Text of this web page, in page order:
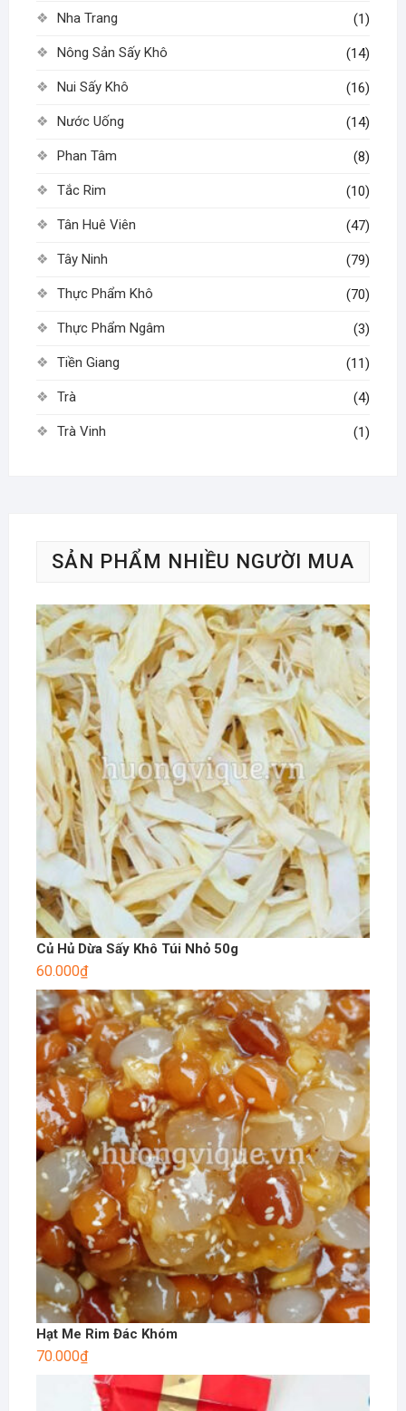
Nha Trang (1)
Nông Sản Sấy Khô (14)
Nui Sấy Khô (16)
Nước Uống (14)
Phan Tâm (8)
Tắc Rim (10)
Tân Huê Viên (47)
Tây Ninh (79)
Thực Phẩm Khô (70)
Thực Phẩm Ngâm (3)
Tiền Giang (11)
Trà (4)
Trà Vinh (1)
SẢN PHẨM NHIỀU NGƯỜI MUA
Củ Hủ Dừa Sấy Khô Túi Nhỏ 50g
60.000₫
Hạt Me Rim Đác Khóm
70.000₫